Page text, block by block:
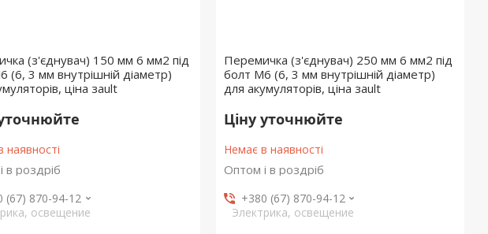
(з'єднувач) 150 мм 6 мм2 під
(6, 3 мм внутрішній діаметр)
ціна заult
наявності
в роздріб
(67) 870-94-12
освещение
Перемичка (з'єднувач) 250 мм 6 мм2 під
болт М6 (6, 3 мм внутрішній діаметр)
для акумуляторів, ціна заult
Ціну уточнюйте
Немає в наявності
Оптом і в роздріб
+380 (67) 870-94-12
Электрика, освещение